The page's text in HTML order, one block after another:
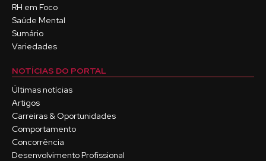
RH em Foco
Saúde Mental
Sumário
Variedades
NOTÍCIAS DO PORTAL
Últimas notícias
Artigos
Carreiras & Oportunidades
Comportamento
Concorrência
Desenvolvimento Profissional